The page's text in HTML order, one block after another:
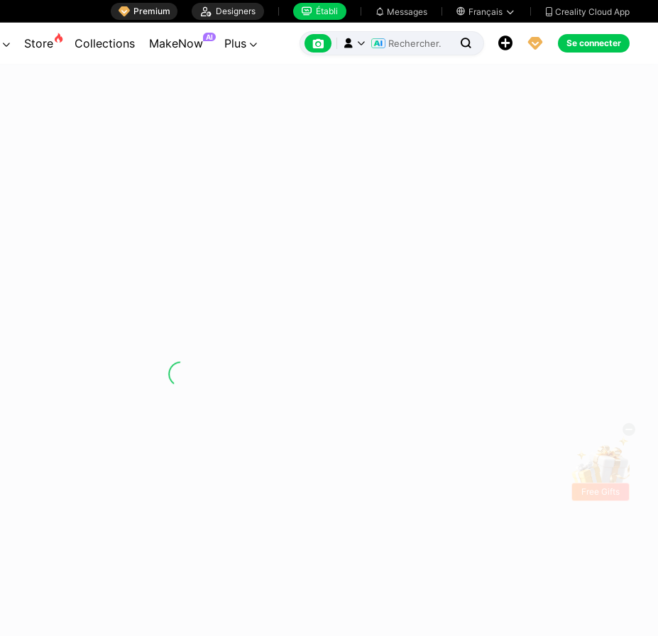
 Premium  Designers  Établi  Messages  Français   Creality Cloud App
 Store Collections MakeNow AI Plus        Se connecter
Free Gifts